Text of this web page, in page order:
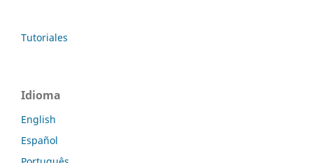
Tutoriales
Idioma
English
Español